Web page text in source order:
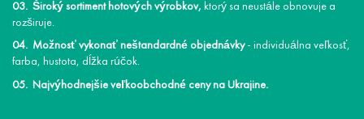
Široký sortiment hotových výrobkov, ktorý sa neustále obnovuje a
rozširuje.
Možnosť vykonať neštandardné objednávky- individuálna veľkosť,
farba, hustota, dĺžka rúčok.
Najvýhodnejšie veľkoobchodné ceny na Ukrajine.